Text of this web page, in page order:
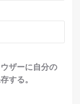
ザーに自分の
する。